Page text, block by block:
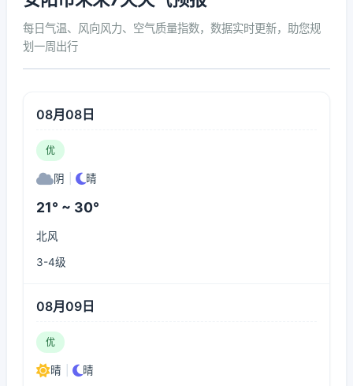
每日气温、风向风力、空气质量指数，数据实时更新，助您规
划一周出行
08月08日
优
阴 晴
21° ~ 30°
北风
3-4级
08月09日
优
晴 晴